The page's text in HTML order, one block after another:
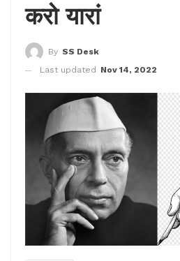
करो यारां
By SS Desk
Last updated
Nov 14, 2022